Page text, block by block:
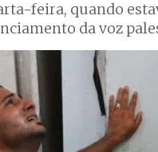
feira, quando
da voz